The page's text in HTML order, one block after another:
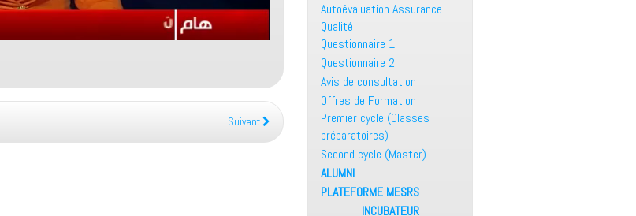
Suivant
Autoévaluation Assurance
Qualité
Questionnaire 1
Questionnaire 2
Avis de consultation
Offres de Formation
Premier cycle (Classes
préparatoires)
Second cycle (Master)
ALUMNI
PLATEFORME MESRS
INCUBATEUR